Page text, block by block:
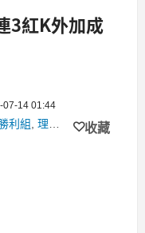
3紅K外加成
07-14 01:44
利組 理財專區 收藏